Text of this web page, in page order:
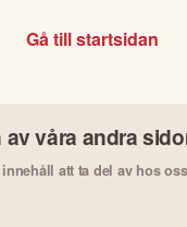
Gå till startsidan
våra andra
att ta del av hos